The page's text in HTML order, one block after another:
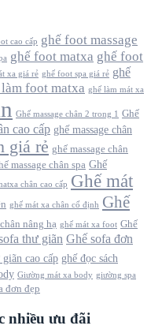
cao cấp ghế foot massage
ghế foot matxa ghế foot
xa giá rẻ ghế foot spa giá rẻ ghế
làm foot matxa ghế làm mát xa
Ghế massage chân 2 trong 1 Ghế
cao cấp ghế massage chân
giá rẻ ghế massage chân
massage chân spa Ghế
chân cao cấp Ghế mát
ghế mát xa chân cố định Ghế
nâng hạ ghế mát xa foot Ghế
thư giãn Ghế sofa đơn
cao cấp ghế đọc sách
Giường mát xa body giường spa
đơn đẹp
nhiều ưu đãi